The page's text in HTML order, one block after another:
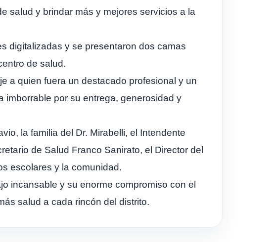
salud y brindar más y mejores servicios a la
digitalizadas y se presentaron dos camas
de salud.
a quien fuera un destacado profesional y un
imborrable por su entrega, generosidad y
la familia del Dr. Mirabelli, el Intendente
de Salud Franco Sanirato, el Director del
escolares y la comunidad.
incansable y su enorme compromiso con el
salud a cada rincón del distrito.